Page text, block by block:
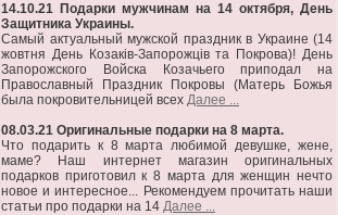
14.10.21 Подарки мужчинам на 14 октября, День
Защитника Украины.
Самый актуальный мужской праздник в Украине (14
жовтня День Козаків-Запорожців та Покрова)! День
Запорожского Войска Козачьего приподал на
Православный Праздник Покровы (Матерь Божья
была покровительницей всех Далее ...
08.03.21 Оригинальные подарки на 8 марта.
Что подарить к 8 марта любимой девушке, жене,
маме? Наш интернет магазин оригинальных
подарков приготовил к 8 марта для женщин нечто
новое и интересное... Рекомендуем прочитать наши
статьи про подарки на 14 Далее ...